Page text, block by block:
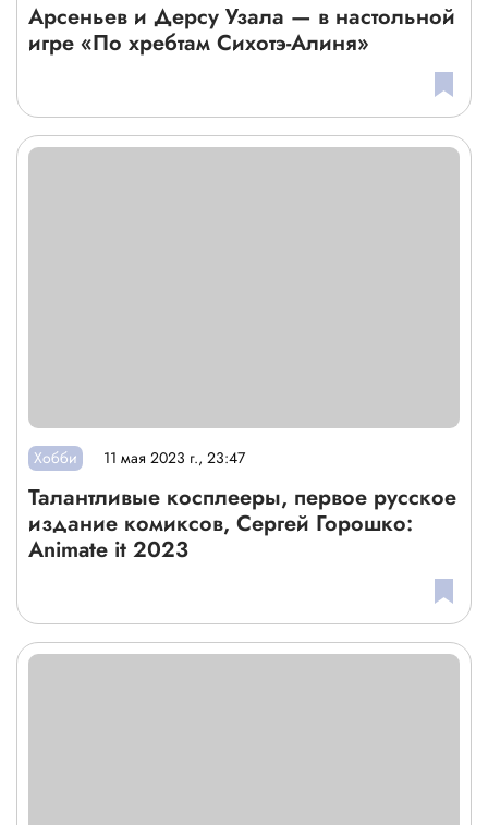
Арсеньев и Дерсу Узала — в настольной
игре «По хребтам Сихотэ-Алиня»
Хобби 11 мая 2023 г., 23:47
Талантливые косплееры, первое русское
издание комиксов, Сергей Горошко:
Animate it 2023